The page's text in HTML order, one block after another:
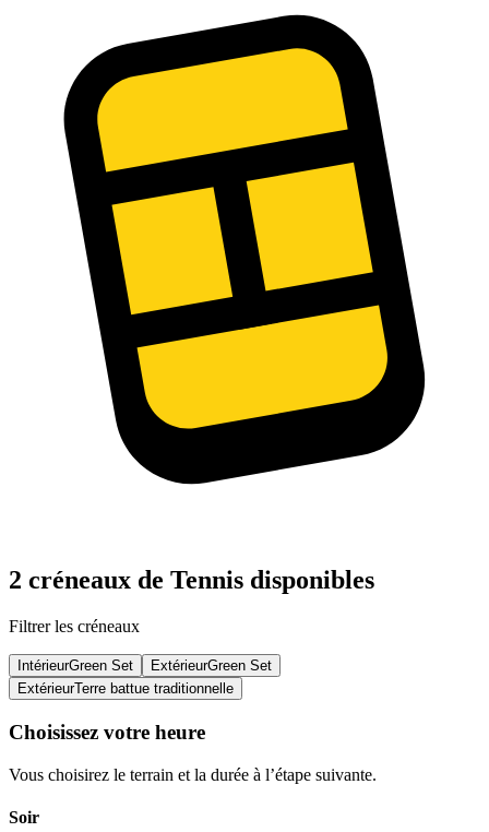
2 créneaux de Tennis disponibles
Filtrer les créneaux
IntérieurGreen Set ExtérieurGreen Set
ExtérieurTerre battue traditionnelle
Choisissez votre heure
Vous choisirez le terrain et la durée à l’étape suivante.
Soir